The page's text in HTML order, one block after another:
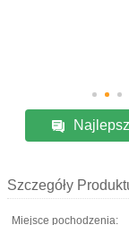
Szczegóły
Miejsce pochodzenia: